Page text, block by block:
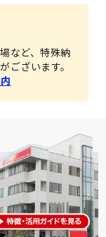
など、特殊納
ございます。